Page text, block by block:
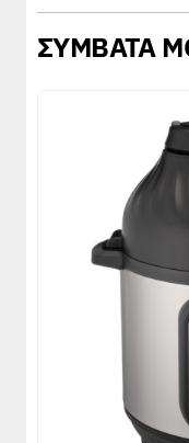
ΣΥΜΒΑΤΑ